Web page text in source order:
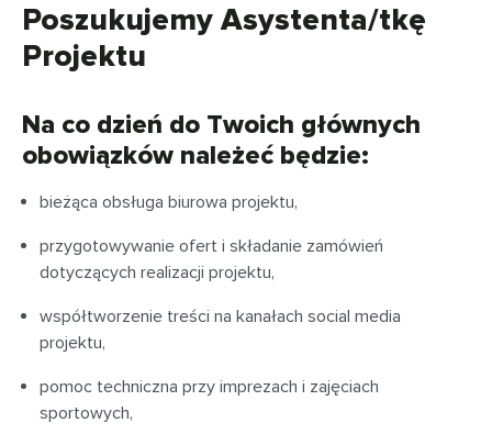
Poszukujemy Asystenta/tkę
Projektu
Na co dzień do Twoich głównych
obowiązków należeć będzie:
bieżąca obsługa biurowa projektu,
przygotowywanie ofert i składanie zamówień
dotyczących realizacji projektu,
współtworzenie treści na kanałach social media
projektu,
pomoc techniczna przy imprezach i zajęciach
sportowych,